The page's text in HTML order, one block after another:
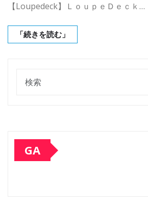
【Loupedeck】ＬｏｕｐｅＤｅｃｋ…
「続きを読む」
GA